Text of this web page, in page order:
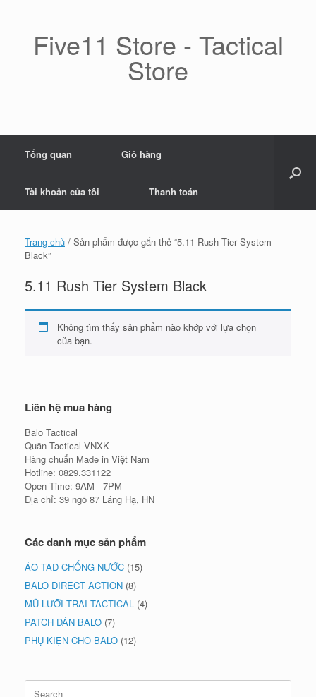
Five11 Store - Tactical
Store
Tổng quan Giỏ hàng
Tài khoản của tôi Thanh toán
Trang chủ / Sản phẩm được gắn thẻ “5.11 Rush Tier System
Black”
5.11 Rush Tier System Black
Không tìm thấy sản phẩm nào khớp với lựa chọn
của bạn.
Liên hệ mua hàng
Balo Tactical
Quần Tactical VNXK
Hàng chuẩn Made in Việt Nam
Hotline: 0829.331122
Open Time: 9AM - 7PM
Địa chỉ: 39 ngõ 87 Láng Hạ, HN
Các danh mục sản phẩm
ÁO TAD CHỐNG NƯỚC (15)
BALO DIRECT ACTION (8)
MŨ LƯỠI TRAI TACTICAL (4)
PATCH DÁN BALO (7)
PHỤ KIỆN CHO BALO (12)
Search